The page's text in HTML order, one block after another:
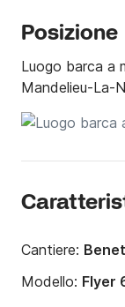
Posizione
Luogo barca a
Mandelieu-La-
Cantiere:
Modello: Flyer